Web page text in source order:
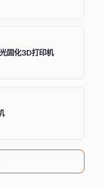
固化3D打印机